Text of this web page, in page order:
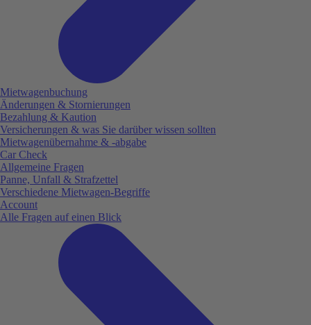
Mietwagenbuchung
Änderungen & Stornierungen
Bezahlung & Kaution
Versicherungen & was Sie darüber wissen sollten
Mietwagenübernahme & -abgabe
Car Check
Allgemeine Fragen
Panne, Unfall & Strafzettel
Verschiedene Mietwagen-Begriffe
Account
Alle Fragen auf einen Blick